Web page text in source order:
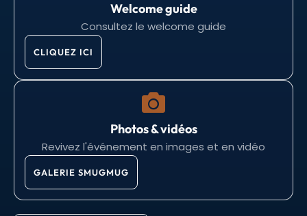
Welcome guide
Consultez le welcome guide
CLIQUEZ ICI
Photos & vidéos
Revivez l'événement en images et en vidéo
GALERIE SMUGMUG